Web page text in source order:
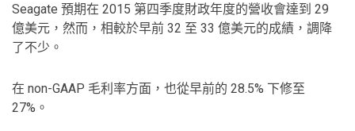
Seagate 預期在 2015 第四季度財政年度的營收會達到 29
億美元，然而，相較於早前 32 至 33 億美元的成績，調降
了不少。
在 non-GAAP 毛利率方面，也從早前的 28.5% 下修至
27%。